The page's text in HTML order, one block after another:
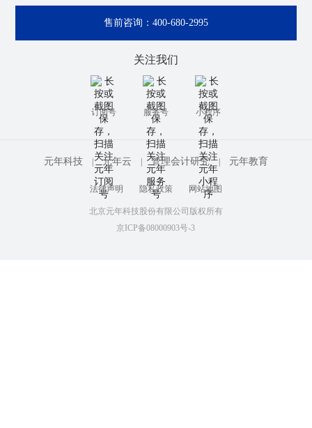
售前咨询： 400-680-2995
关注我们
订阅号 服务号 小程序
元年科技 | 元年云 管理会计研究 | 元年教育
法律声明 隐私政策 网站地图
北京元年科技股份有限公司版权所有
京ICP备08000903号-3